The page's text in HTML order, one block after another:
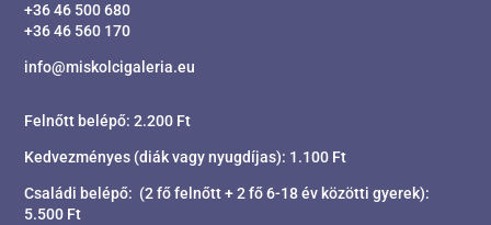
+36 46 500 680
+36 46 560 170
info@miskolcigaleria.eu
Felnőtt belépő: 2.200 Ft
Kedvezményes (diák vagy nyugdíjas): 1.100 Ft
Családi belépő: (2 fő felnőtt + 2 fő 6-18 év közötti gyerek):
5.500 Ft